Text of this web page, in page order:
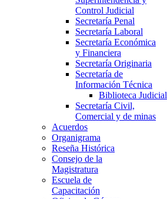
Control Judicial
Secretaría Penal
Secretaría Laboral
Secretaría Económica
y Financiera
Secretaría Originaria
Secretaría de
Información Técnica
Biblioteca Judicial
Secretaría Civil,
Comercial y de minas
Acuerdos
Organigrama
Reseña Histórica
Consejo de la
Magistratura
Escuela de
Capacitación